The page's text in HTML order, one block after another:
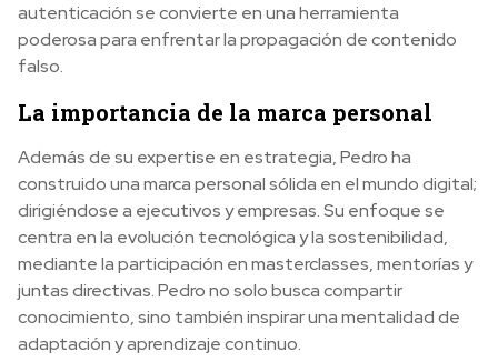
autenticación se convierte en una herramienta
poderosa para enfrentar la propagación de contenido
falso.
La importancia de la marca personal
Además de su expertise en estrategia, Pedro ha
construido una marca personal sólida en el mundo digital;
dirigiéndose a ejecutivos y empresas. Su enfoque se
centra en la evolución tecnológica y la sostenibilidad,
mediante la participación en masterclasses, mentorías y
juntas directivas. Pedro no solo busca compartir
conocimiento, sino también inspirar una mentalidad de
adaptación y aprendizaje continuo.